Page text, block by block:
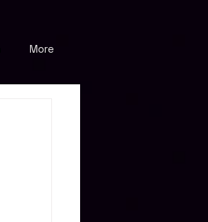
More